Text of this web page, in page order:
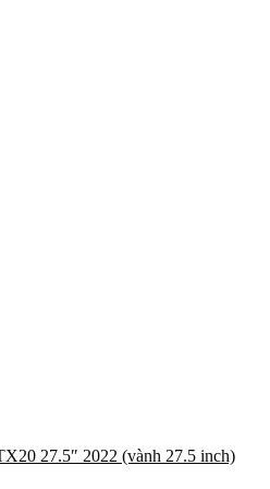
27.5″ 2022 (vành 27.5 inch)